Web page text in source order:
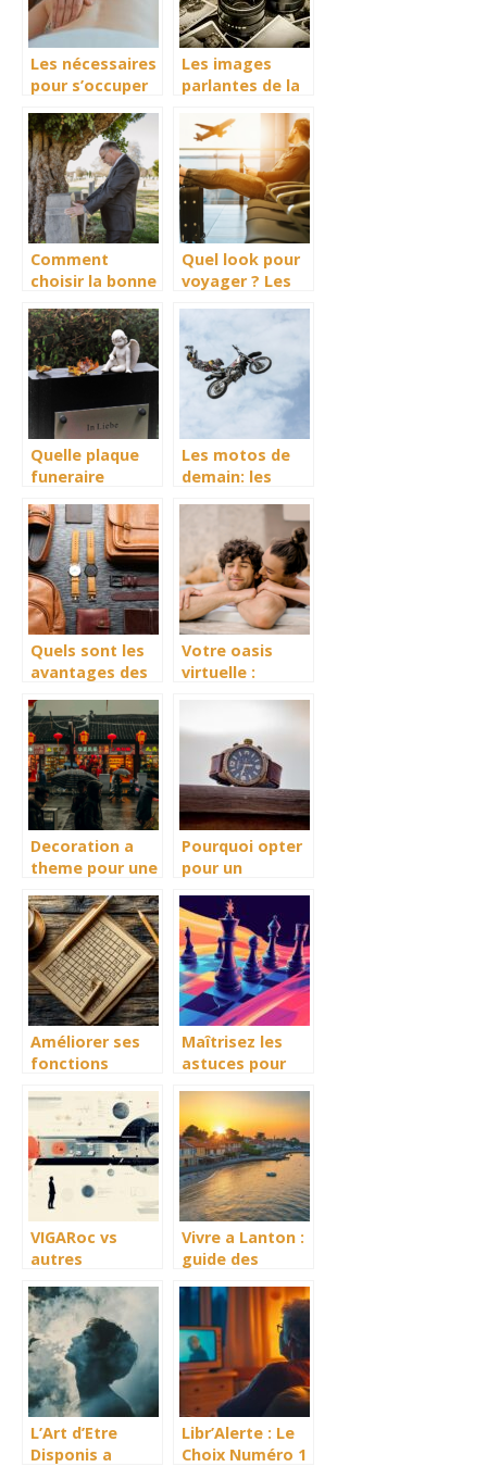
Les nécessaires
pour s’occuper
de bien-être
Les images
parlantes de la
lifestyle
Comment
choisir la bonne
?
Quel look pour
voyager ? Les
un trip-style
masculin reussi
Quelle plaque
funeraire
sublimer le
dernier
hommage a un
etre cher ?
Les motos de
demain: les
ecologiques!
Quels sont les
avantages des
mode en cuir ?
Votre oasis
virtuelle :
blogs beaute
Decoration a
theme pour une
festive du
nouvel an
chinois
Pourquoi opter
pour un
montre original
et
interchangeable
?
Améliorer ses
fonctions
Posez-nous
toutes vos
questions sur la
pratique du
Sudoku
Maîtrisez les
astuces pour
prise en
passant en
lisant le
langage
corporel
VIGARoc vs
autres
Guide complet
des alternatives
pour la
dysfonction
erectile
Vivre a Lanton :
guide des
sportives et de
loisirs
L’Art d’Etre
Disponis a
Libr’Alerte : Le
Choix Numéro 1